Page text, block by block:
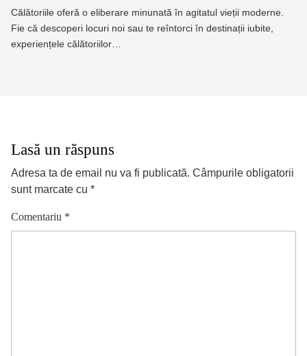
Călătoriile oferă o eliberare minunată în agitatul vieții moderne.
Fie că descoperi locuri noi sau te reîntorci în destinații iubite,
experiențele călătoriilor…
Lasă un răspuns
Adresa ta de email nu va fi publicată. Câmpurile obligatorii
sunt marcate cu *
Comentariu *